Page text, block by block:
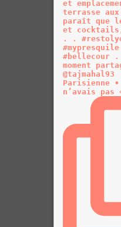
Parisienne
n’avais pas